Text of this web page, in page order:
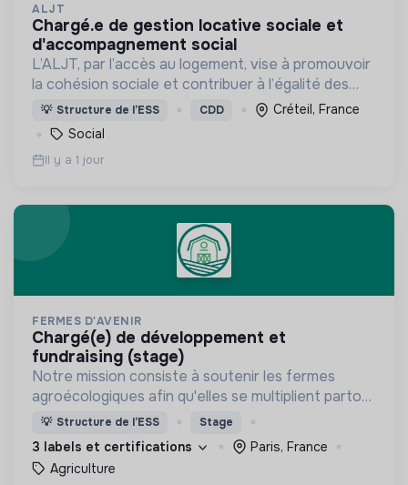
ALJT
chargé.e de gestion locative sociale et
d'accompagnement social
L’ALJT, par l’accès au logement, vise à promouvoir
la cohésion sociale et contribuer à l’égalité des
chances. L’ALJT loge et accompagne
annuellement plus de 12 000 jeunes âgé.e.s de 18 à
32 ans.
💡 Structure de l’ESS CDD
Créteil, France
Social
Il y a 1 jour
FERMES D'AVENIR
chargé(e) de développement et
fundraising (stage)
Notre mission consiste à soutenir les fermes
agroécologiques afin qu'elles se multiplient partout
en France !
💡 Structure de l’ESS Stage
3 labels et certifications
Paris, France
Agriculture